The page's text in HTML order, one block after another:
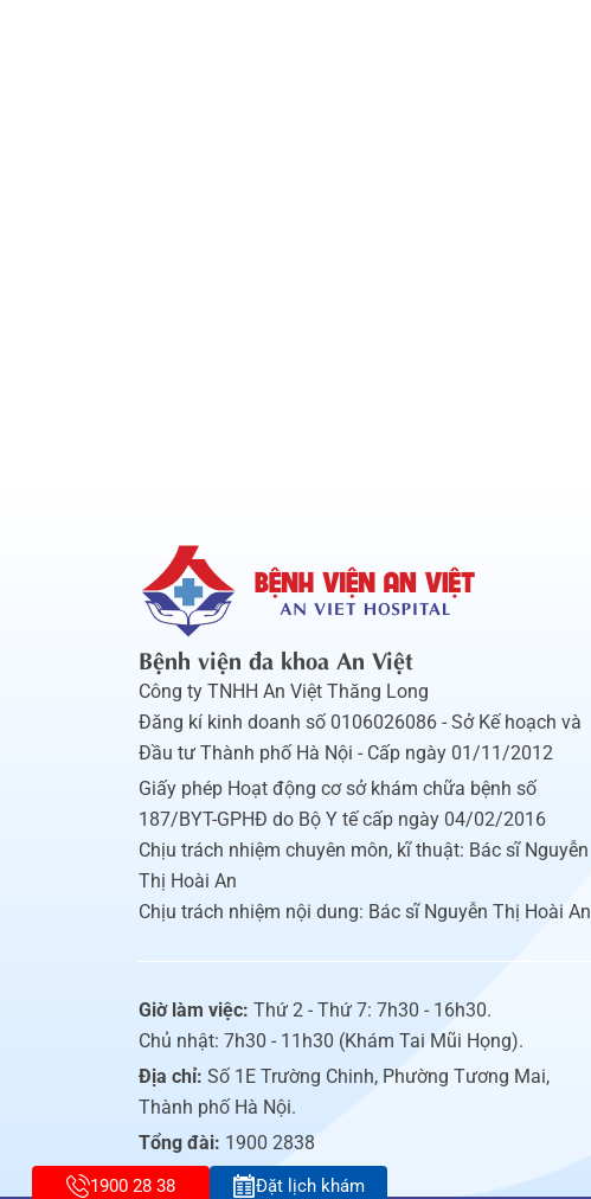
Bệnh viện đa khoa An Việt
Công ty TNHH An Việt Thăng Long
Đăng kí kinh doanh số 0106026086 - Sở Kế hoạch và
Đầu tư Thành phố Hà Nội - Cấp ngày 01/11/2012
Giấy phép Hoạt động cơ sở khám chữa bệnh số
187/BYT-GPHĐ do Bộ Y tế cấp ngày 04/02/2016
Chịu trách nhiệm chuyên môn, kĩ thuật: Bác sĩ Nguyễn
Thị Hoài An
Chịu trách nhiệm nội dung: Bác sĩ Nguyễn Thị Hoài An
Giờ làm việc: Thứ 2 - Thứ 7: 7h30 - 16h30.
Chủ nhật: 7h30 - 11h30 (Khám Tai Mũi Họng).
Địa chỉ: Số 1E Trường Chinh, Phường Tương Mai,
Thành phố Hà Nội.
Tổng đài: 1900 2838
1900 28 38 Đặt lịch khám